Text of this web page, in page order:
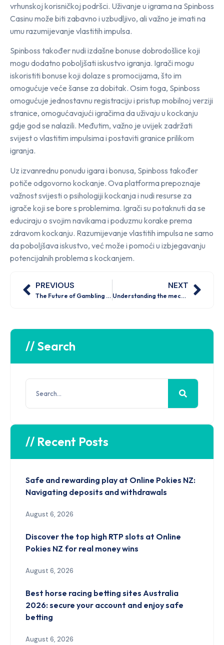
vrhunskoj korisničkoj podršci. Uživanje u igrama na Spinboss
Casinu može biti zabavno i uzbudljivo, ali važno je imati na
umu razumijevanje vlastitih impulsa.
Spinboss također nudi izdašne bonuse dobrodošlice koji
mogu dodatno poboljšati iskustvo igranja. Igrači mogu
iskoristiti bonuse koji dolaze s promocijama, što im
omogućuje veće šanse za dobitak. Osim toga, Spinboss
omogućuje jednostavnu registraciju i pristup mobilnoj verziji
stranice, omogućavajući igračima da uživaju u kockanju
gdje god se nalazili. Međutim, važno je uvijek zadržati
svijest o vlastitim impulsima i postaviti granice prilikom
igranja.
Uz izvanrednu ponudu igara i bonusa, Spinboss također
potiče odgovorno kockanje. Ova platforma prepoznaje
važnost svijesti o psihologiji kockanja i nudi resurse za
igrače koji se bore s problemima. Igrači su potaknuti da se
educiraju o svojim navikama i poduzmu korake prema
zdravom kockanju. Razumijevanje vlastitih impulsa ne samo
da poboljšava iskustvo, već može i pomoći u izbjegavanju
potencijalnih problema s kockanjem.
PREVIOUS
The Future of Gambling Innovations that Will Transform Casinos
NEXT
Understanding the mechanics of popular gambling games A comprehensive overview
// Search
// Recent Posts
Safe and rewarding play at Online Pokies NZ:
Navigating deposits and withdrawals
August 6, 2026
Discover the top high RTP slots at Online
Pokies NZ for real money wins
August 6, 2026
Best horse racing betting sites Australia
2026: secure your account and enjoy safe
betting
August 6, 2026